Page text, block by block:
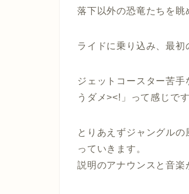
落下以外の恐竜たちを眺
ライドに乗り込み、最初
ジェットコースター苦
うダメ><!」って感じです
とりあえずジャングルの
っていきます。
説明のアナウンスと音楽